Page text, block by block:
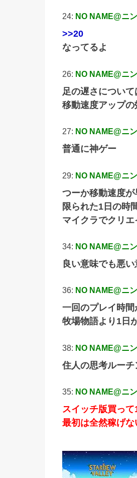
24: NO NAME@ニ
>>20
なってるよ
26: NO NAME@ニ
足の遅さについて
移動速度アップの
27: NO NAME@ニ
普通に神ゲー
29: NO NAME@ニ
つーか移動速度
限られた1日の時
マイクラでクリ
34: NO NAME@ニ
良い意味でも悪
36: NO NAME@ニ
一回のプレイ時
牧場物語より1日
38: NO NAME@ニ
住人の思考ルー
35: NO NAME@ニ
スイッチ版買っ
最初は全然稼げ